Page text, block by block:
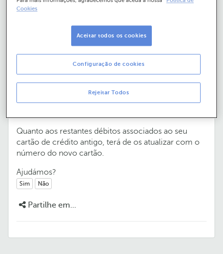
No caso da Via Verde, se estiver associada ao cartão
ao novo cartão através do Online Banking. Caso o
cartão que esteja associado seja o de débito, não
Quanto aos restantes débitos associados ao seu
cartão de crédito antigo, terá de os atualizar com o
número do novo cartão.
Ajudámos?
Sim Não
Partilhe em...
Cookies
Rejeitar Todos
Configuração de cookies
Aceitar todos os cookies